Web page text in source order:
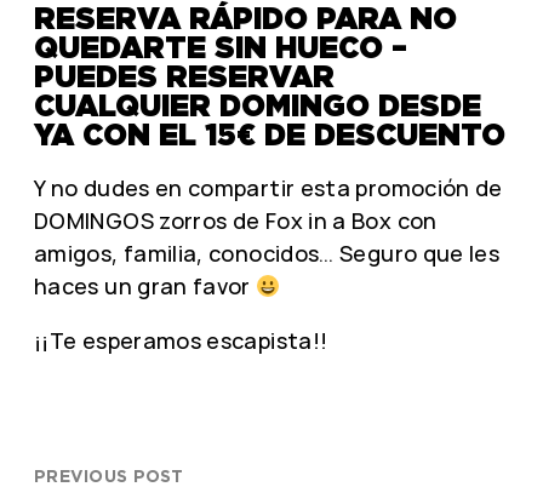
RESERVA RÁPIDO PARA NO
QUEDARTE SIN HUECO –
PUEDES RESERVAR
CUALQUIER DOMINGO DESDE
YA CON EL 15€ DE DESCUENTO
Y no dudes en compartir esta promoción de
DOMINGOS zorros de Fox in a Box con
amigos, familia, conocidos… Seguro que les
haces un gran favor
¡¡Te esperamos escapista!!
PREVIOUS POST